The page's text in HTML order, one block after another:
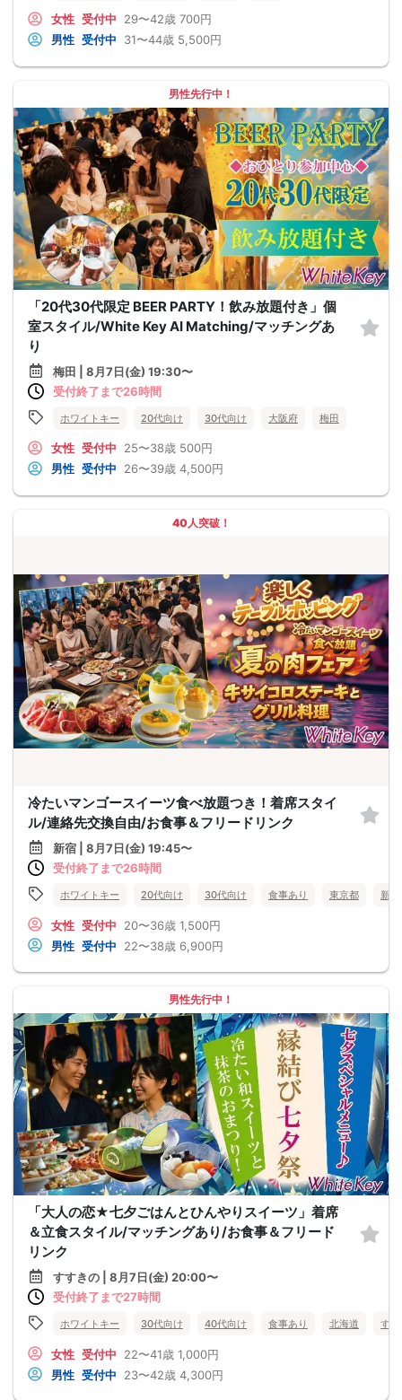
女性 受付中 29〜42歳 700円
男性 受付中 31〜44歳 5,500円
男性先行中！
「20代30代限定 BEER PARTY！飲み放題付き」個
室スタイル/White Key AI Matching/マッチングあ
り
梅田 | 8月7日(金) 19:30〜
受付終了まで26時間
ホワイトキー 20代向け 30代向け 大阪府 梅田
女性 受付中 25〜38歳 500円
男性 受付中 26〜39歳 4,500円
40人突破！
冷たいマンゴースイーツ食べ放題つき！着席スタイ
ル/連絡先交換自由/お食事＆フリードリンク
新宿 | 8月7日(金) 19:45〜
受付終了まで26時間
ホワイトキー 20代向け 30代向け 食事あり 東京都 新宿
女性 受付中 20〜36歳 1,500円
男性 受付中 22〜38歳 6,900円
男性先行中！
「大人の恋★七夕ごはんとひんやりスイーツ」着席
＆立食スタイル/マッチングあり/お食事＆フリード
リンク
すすきの | 8月7日(金) 20:00〜
受付終了まで27時間
ホワイトキー 30代向け 40代向け 食事あり 北海道 す
女性 受付中 22〜41歳 1,000円
男性 受付中 23〜42歳 4,300円